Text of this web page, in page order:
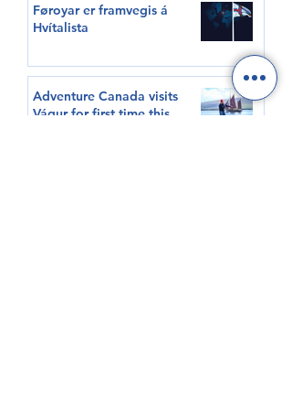
Føroyar er framvegis á
Hvítalista
Adventure Canada visits
Vágur for first time this